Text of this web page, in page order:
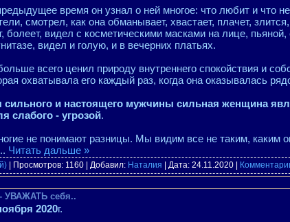
время он узнал о ней многое: что любит и что
смотрел, как она обманывает, хвастает, плачет,
болеет, видел с косметическими масками на лице,
видел и голую, и в вечерних платьях.
всего ценил природу внутреннего спокойствия и
охватывала его каждый раз, когда она оказывалась
сильного и настоящего мужчины сильная женщина
слабого - угрозой.
не понимают разницы. Мы видим все не таким, каким
Читать дальше »
| Просмотров: 1160 | Добавил: Наталия | Дата: 24.11.2020
УВАЖАТЬ себя..
2020г.